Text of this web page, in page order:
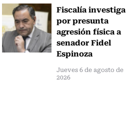
Fiscalía investiga
por presunta
agresión física a
senador Fidel
Espinoza
Jueves 6 de agosto de
2026